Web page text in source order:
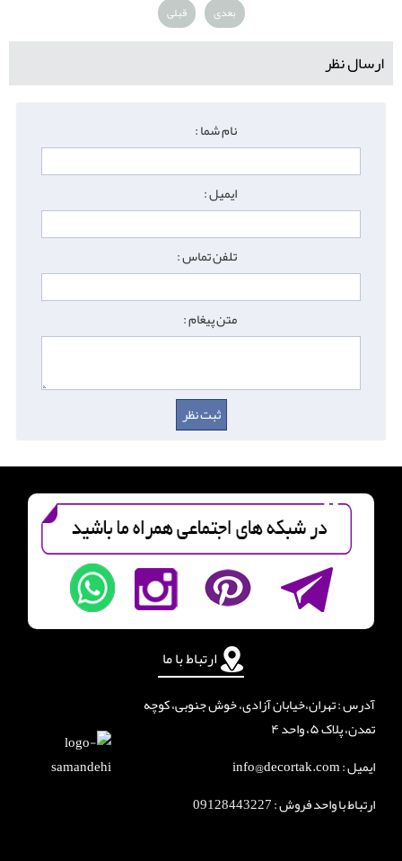
قبلی بعدی
ارسال نظر
نام شما :
ایمیل :
تلفن تماس :
متن پیغام :
ارتباط با ما
آدرس : تهران،خیابان آزادی، خوش جنوبی، کوچه
تمدن، پلاک ۵، واحد ۴
ایمیل : info@decortak.com
ارتباط با واحد فروش :09128443227